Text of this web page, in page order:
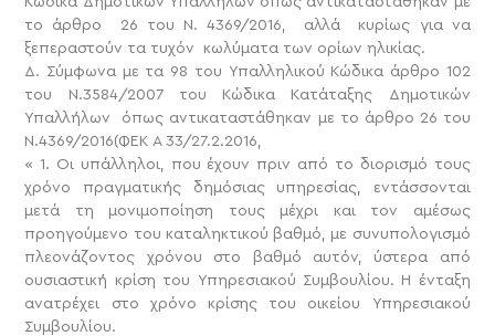
το άρθρο 26 του Ν. 4369/2016, αλλά κυρίως για να
ξεπεραστούν τα τυχόν κωλύματα των ορίων ηλικίας.
Δ. Σύμφωνα με τα 98 του Υπαλληλικού Κώδικα άρθρο 102
του Ν.3584/2007 του Κώδικα Κατάταξης Δημοτικών
Υπαλλήλων όπως αντικαταστάθηκαν με το άρθρο 26 του
Ν.4369/2016(ΦΕΚ Α 33/27.2.2016,
« 1. Οι υπάλληλοι, που έχουν πριν από το διορισμό τους
χρόνο πραγματικής δημόσιας υπηρεσίας, εντάσσονται
μετά τη μονιμοποίηση τους μέχρι και τον αμέσως
προηγούμενο του καταληκτικού βαθμό, με συνυπολογισμό
πλεονάζοντος χρόνου στο βαθμό αυτόν, ύστερα από
ουσιαστική κρίση του Υπηρεσιακού Συμβουλίου. Η ένταξη
ανατρέχει στο χρόνο κρίσης του οικείου Υπηρεσιακού
Συμβουλίου.